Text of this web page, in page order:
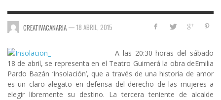
CREATIVACANARIA — 18 ABRIL, 2015
A las 20:30 horas del sábado
18 de abril, se representa en el Teatro Guimerá la obra deEmilia
Pardo Bazán ‘Insolación’, que a través de una historia de amor
es un claro alegato en defensa del derecho de las mujeres a
elegir libremente su destino. La tercera teniente de alcalde